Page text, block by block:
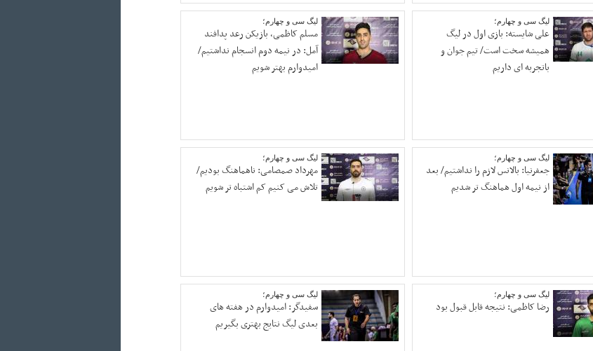
لیگ سی و چهارم؛
علی شایسته: بازی اول در لیگ
همیشه سخت است/ تیم جوان و
باتجربه ای داریم
لیگ سی و چهارم؛
مسلم کاظمی، بازیکن رعد پدافند
آمل: در نیمه دوم انسجام نداشتیم/
امیدوارم بهتر شویم
لیگ سی و چهارم؛
جعفرنیا: بالانس لازم را نداشتیم/ بعد
از نیمه اول هماهنگ تر شدیم
لیگ سی و چهارم؛
مهرداد صمصامی: ناهماهنگ بودیم/
تلاش می کنیم کم اشتباه تر شویم
لیگ سی و چهارم؛
رضا کاظمی: نتیجه قابل قبول بود
لیگ سی و چهارم؛
سفیدگر: امیدوارم در هفته های
بعدی لیگ نتایج بهتری بگیریم